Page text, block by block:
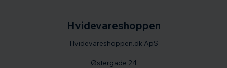
Hvidevareshoppen
Hvidevareshoppen.dk ApS
Østergade 24